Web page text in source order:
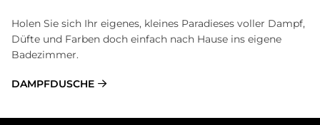
Holen Sie sich Ihr eigenes, kleines Paradieses voller Dampf,
Düfte und Farben doch einfach nach Hause ins eigene
Badezimmer.
DAMPFDUSCHE